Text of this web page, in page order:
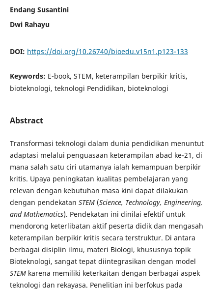
Endang Susantini
Dwi Rahayu
DOI: https://doi.org/10.26740/bioedu.v15n1.p123-133
Keywords: E-book, STEM, keterampilan berpikir kritis,
bioteknologi, teknologi Pendidikan, bioteknologi
Abstract
Transformasi teknologi dalam dunia pendidikan menuntut
adaptasi melalui penguasaan keterampilan abad ke-21, di
mana salah satu ciri utamanya ialah kemampuan berpikir
kritis. Upaya peningkatan kualitas pembelajaran yang
relevan dengan kebutuhan masa kini dapat dilakukan
dengan pendekatan STEM(Science, Technology, Engineering,
and Mathematics). Pendekatan ini dinilai efektif untuk
mendorong keterlibatan aktif peserta didik dan mengasah
keterampilan berpikir kritis secara terstruktur. Di antara
berbagai disiplin ilmu, materi Biologi, khususnya topik
Bioteknologi, sangat tepat diintegrasikan dengan model
STEMkarena memiliki keterkaitan dengan berbagai aspek
teknologi dan rekayasa. Penelitian ini berfokus pada